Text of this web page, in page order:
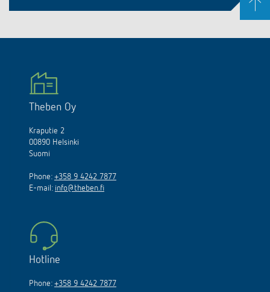
Theben Oy
Kraputie 2
00890 Helsinki
Suomi
Phone: +358 9 4242 7877
E-mail: info@theben.fi
Hotline
Phone: +358 9 4242 7877